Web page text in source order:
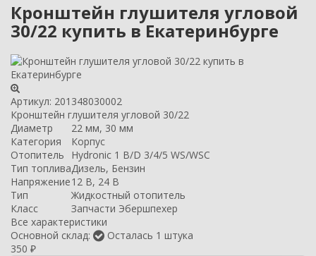
Кронштейн глушителя угловой
30/22 купить в Екатеринбурге
Артикул: 201348030002
Кронштейн глушителя угловой 30/22
Диаметр
22 мм, 30 мм
Категория
Корпус
Отопитель
Hydronic 1 B/D 3/4/5 WS/WSC
Тип топливаДизель, Бензин
Напряжение12 В, 24 В
Тип
Жидкостный отопитель
Класс
Запчасти Эбершпехер
Все характеристики
Основной склад:
Осталась 1 штука
350 ₽